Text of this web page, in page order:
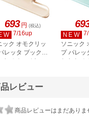
693 円 (税込)
7/16up
ック オモクリッ
レッタ ブック用
さでページキー
NEW
ソニック
プ パレッ
おもさで
レビュー
商品レビューはまだありま